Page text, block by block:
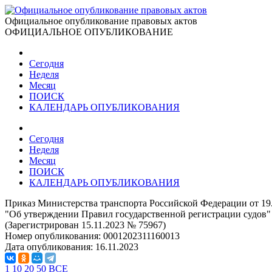
Официальное опубликование правовых актов
ОФИЦИАЛЬНОЕ ОПУБЛИКОВАНИЕ
Сегодня
Неделя
Месяц
ПОИСК
КАЛЕНДАРЬ ОПУБЛИКОВАНИЯ
Сегодня
Неделя
Месяц
ПОИСК
КАЛЕНДАРЬ ОПУБЛИКОВАНИЯ
Приказ Министерства транспорта Российской Федерации от
"Об утверждении Правил государственной регистрации судов"
(Зарегистрирован 15.11.2023 № 75967)
Номер опубликования: 0001202311160013
Дата опубликования: 16.11.2023
1 10 20 50 ВСЕ